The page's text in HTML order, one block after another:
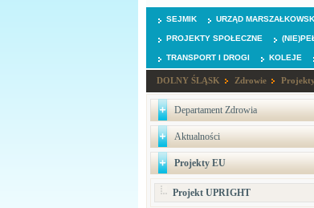
SEJMIK URZĄD
PROJEKTY SPOŁECZNE
TRANSPORT I DROGI KOLEJE
DOLNY ŚLĄSK Zdrowie
Departament Zdrowia
Aktualności
Projekty EU
Projekt UPRIGHT